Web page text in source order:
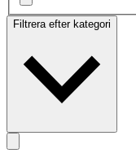
Filtrera efter kategori